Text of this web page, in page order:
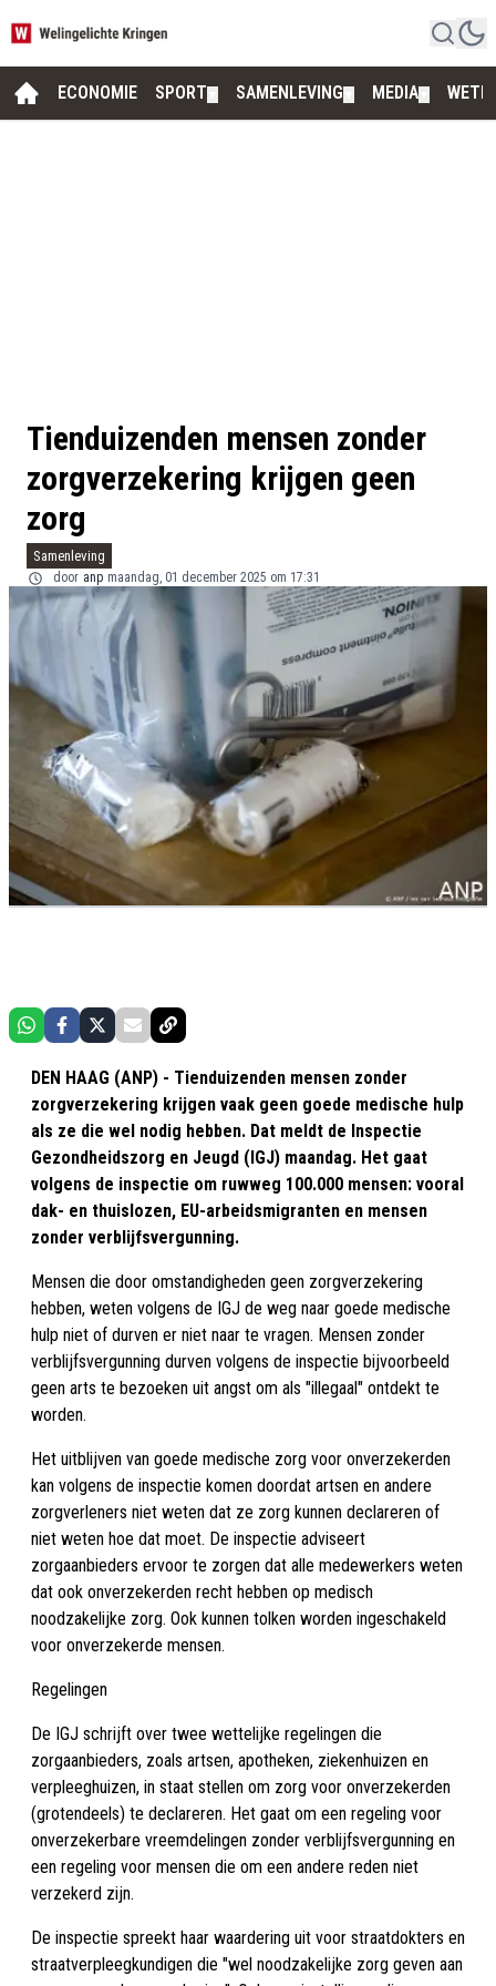
ECONOMIE SPORT SAMENLEVING MEDIA
Tienduizenden mensen zonder
zorgverzekering krijgen geen
zorg
Samenleving
door anp maandag, 01 december 2025 om 17:31
DEN HAAG (ANP) - Tienduizenden mensen zonder
zorgverzekering krijgen vaak geen goede medische hulp
als ze die wel nodig hebben. Dat meldt de Inspectie
Gezondheidszorg en Jeugd (IGJ) maandag. Het gaat
volgens de inspectie om ruwweg 100.000 mensen: vooral
dak- en thuislozen, EU-arbeidsmigranten en mensen
zonder verblijfsvergunning.
Mensen die door omstandigheden geen zorgverzekering
hebben, weten volgens de IGJ de weg naar goede medische
hulp niet of durven er niet naar te vragen. Mensen zonder
verblijfsvergunning durven volgens de inspectie bijvoorbeeld
geen arts te bezoeken uit angst om als "illegaal" ontdekt te
worden.
Het uitblijven van goede medische zorg voor onverzekerden
kan volgens de inspectie komen doordat artsen en andere
zorgverleners niet weten dat ze zorg kunnen declareren of
niet weten hoe dat moet. De inspectie adviseert
zorgaanbieders ervoor te zorgen dat alle medewerkers weten
dat ook onverzekerden recht hebben op medisch
noodzakelijke zorg. Ook kunnen tolken worden ingeschakeld
voor onverzekerde mensen.
Regelingen
De IGJ schrijft over twee wettelijke regelingen die
zorgaanbieders, zoals artsen, apotheken, ziekenhuizen en
verpleeghuizen, in staat stellen om zorg voor onverzekerden
(grotendeels) te declareren. Het gaat om een regeling voor
onverzekerbare vreemdelingen zonder verblijfsvergunning en
een regeling voor mensen die om een andere reden niet
verzekerd zijn.
De inspectie spreekt haar waardering uit voor straatdokters en
straatverpleegkundigen die "wel noodzakelijke zorg geven aan